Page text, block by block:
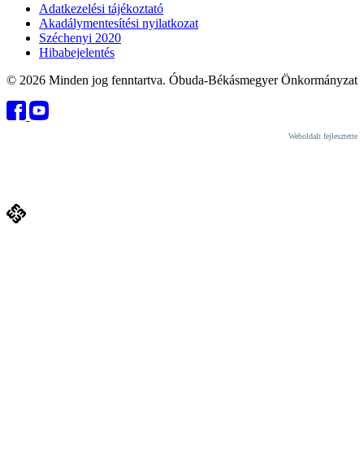
Adatkezelési tájékoztató
Akadálymentesítési nyilatkozat
Széchenyi 2020
Hibabejelentés
© 2026 Minden jog fenntartva. Óbuda-Békásmegyer Önkormányzat
Weboldalt fejlesztette